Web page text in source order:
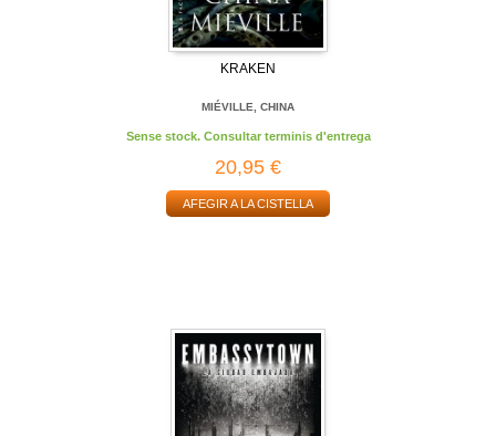
KRAKEN
MIÉVILLE, CHINA
Sense stock. Consultar terminis d'entrega
20,95 €
AFEGIR A LA CISTELLA